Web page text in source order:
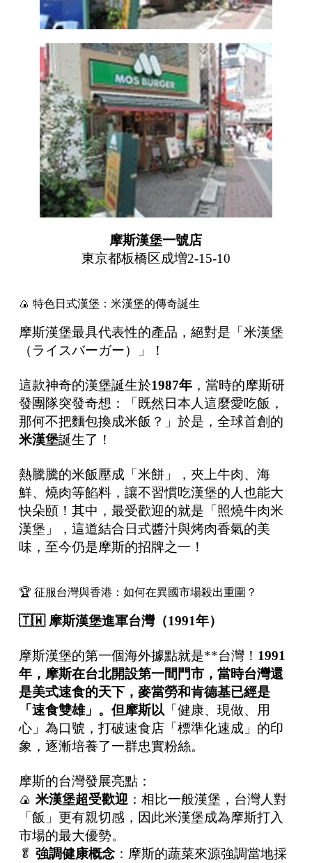
摩斯漢堡一號店
東京都板橋区成増2-15-10
🍙 特色日式漢堡：米漢堡的傳奇誕生
摩斯漢堡最具代表性的產品，絕對是「米漢堡
（ライスバーガー）」！
這款神奇的漢堡誕生於1987年，當時的摩斯研
發團隊突發奇想：「既然日本人這麼愛吃飯，
那何不把麵包換成米飯？」於是，全球首創的
米漢堡誕生了！
熱騰騰的米飯壓成「米餅」，夾上牛肉、海
鮮、燒肉等餡料，讓不習慣吃漢堡的人也能大
快朵頤！其中，最受歡迎的就是「照燒牛肉米
漢堡」，這道結合日式醬汁與烤肉香氣的美
味，至今仍是摩斯的招牌之一！
🏆 征服台灣與香港：如何在異國市場殺出重圍？
🇹🇼 摩斯漢堡進軍台灣（1991年）
摩斯漢堡的第一個海外據點就是**台灣！ 1991
年，摩斯在台北開設第一間門市，當時台灣還
是美式速食的天下，麥當勞和肯德基已經是
「速食雙雄」。但摩斯以 「健康、現做、用
心」為口號，打破速食店「標準化速成」的印
象，逐漸培養了一群忠實粉絲。
摩斯的台灣發展亮點：
🍙 米漢堡超受歡迎 ：相比一般漢堡，台灣人對
「飯」更有親切感，因此米漢堡成為摩斯打入
市場的最大優勢。
🥬 強調健康概念：摩斯的蔬菜來源強調當地採